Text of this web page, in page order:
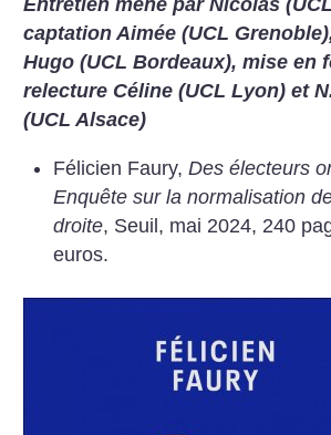
Entretien mené par Nicolas
captation Aimée (UCL
Hugo (UCL Bordeaux), mise en
relecture Céline (UCL Lyon) et
(UCL Alsace)
Félicien Faury, Des électeurs
Enquête sur la normalisation
droite, Seuil, mai 2024, 240
euros.